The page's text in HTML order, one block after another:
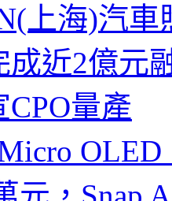
上海)汽
成近2億元
量產